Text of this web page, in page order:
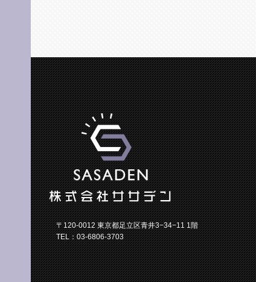
〒120-0012 東京都足立区青井3−34−11 1階
TEL：03-6806-3703